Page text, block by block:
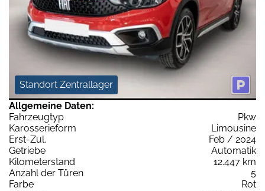
Standort Zentrallager
Allgemeine Daten:
Fahrzeugtyp
Pkw
Karosserieform
Limousine
Erst-Zul.
Feb / 2024
Getriebe
Automatik
Kilometerstand
12.447 km
Anzahl der Türen
5
Farbe
Rot